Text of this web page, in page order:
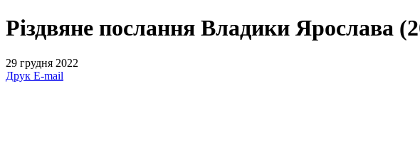
Різдвяне послання Владики Ярослава
29 грудня 2022
Друк E-mail